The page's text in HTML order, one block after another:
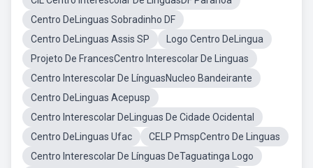
Centro DeLinguas Sobradinho DF
Centro DeLinguas Assis SP
Logo Centro DeLingua
Projeto De FrancesCentro Interescolar De Linguas
Centro Interescolar De LínguasNucleo Bandeirante
Centro DeLinguas Acepusp
Centro Interescolar DeLinguas De Cidade Ocidental
Centro DeLinguas Ufac
CELP PmspCentro De Linguas
Centro Interescolar De Línguas DeTaguatinga Logo